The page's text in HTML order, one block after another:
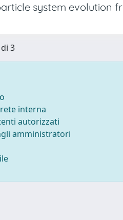
system evolution
3
interna
autorizzati
amministratori